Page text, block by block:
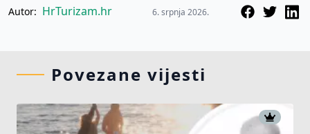
Autor: HrTurizam.hr 6. srpnja 2026.
Povezane vijesti